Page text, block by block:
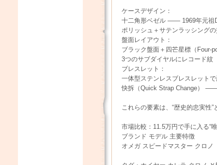
ケースデザイン：
十二角形ベゼル —— 1969年元祖
ポリッシュ＋サテンラッシング
盤面レイアウト：
ブラック盤面＋四芒星標（
3つのサブダイヤルにレコード
ブレスレット：
一体型ステンレスブレスレット
快拆（Quick Strap Change）
これらの要素は、“歴史的忠実性
市場比較：11.5万円で手に入る“
ブランド モデル 主要特徴
オメガ スピードマスター クロノ